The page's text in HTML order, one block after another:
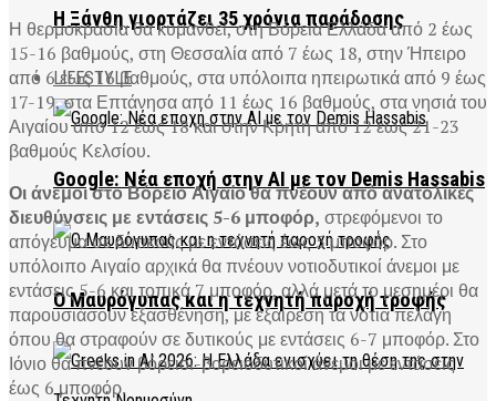
Η Ξάνθη γιορτάζει 35 χρόνια παράδοσης
LIFESTYLE
Google: Νέα εποχή στην AI με τον Demis Hassabis
Ο Μαυρόγυπας και η τεχνητή παροχή τροφής
Η θερμοκρασία θα κυμανθεί, στη Βόρεια Ελλάδα από 2 έως
15-16 βαθμούς, στη Θεσσαλία από 7 έως 18, στην Ήπειρο
από 6 έως 16 βαθμούς, στα υπόλοιπα ηπειρωτικά από 9 έως
17-19, στα Επτάνησα από 11 έως 16 βαθμούς, στα νησιά του
Αιγαίου από 12 έως 18 και στην Κρήτη από 12 έως 21-23
βαθμούς Κελσίου.
Οι άνεμοι στο Βόρειο Αιγαίο θα πνέουν από ανατολικές
διευθύνσεις με εντάσεις 5-6 μποφόρ, στρεφόμενοι το
απόγευμα σε δυτικούς με εντάσεις έως 5 μποφόρ. Στο
υπόλοιπο Αιγαίο αρχικά θα πνέουν νοτιοδυτικοί άνεμοι με
εντάσεις 5-6 και τοπικά 7 μποφόρ, αλλά μετά το μεσημέρι θα
παρουσιάσουν εξασθένηση, με εξαίρεση τα νότια πελάγη
όπου θα στραφούν σε δυτικούς με εντάσεις 6-7 μποφόρ. Στο
Ιόνιο θα πνέουν βόρειοι-βορειοδυτικοί άνεμοι με εντάσεις
έως 6 μποφόρ.